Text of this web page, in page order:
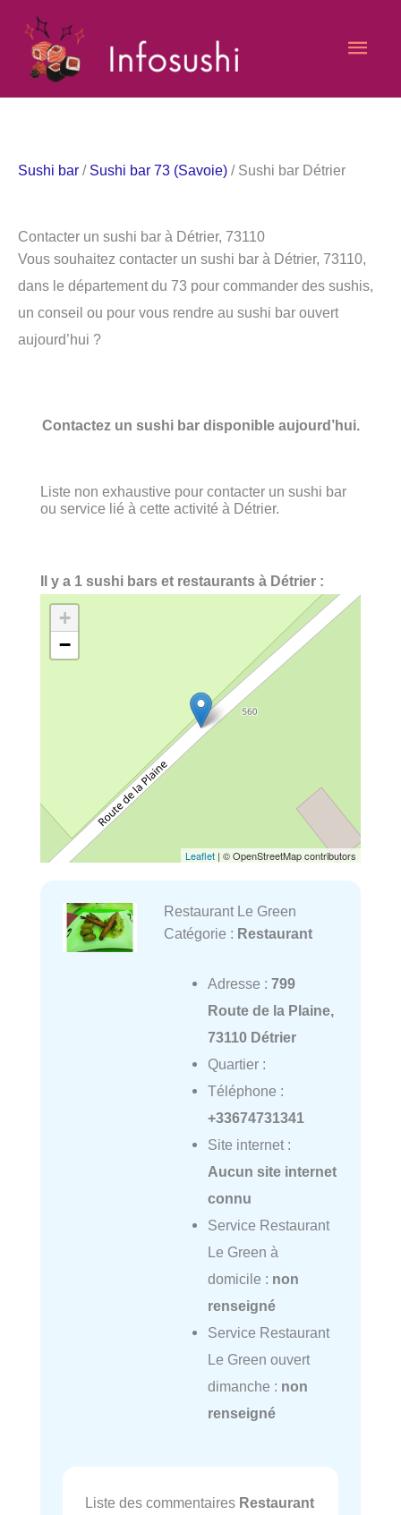
contenu
Sushi bar / Sushi bar 73 (Savoie) / Sushi bar Détrier
Contacter un sushi bar à Détrier, 73110
Vous souhaitez contacter un sushi bar à Détrier, 73110,
dans le département du 73 pour commander des sushis,
un conseil ou pour vous rendre au sushi bar ouvert
aujourd’hui ?
Contactez un sushi bar disponible aujourd’hui.
Liste non exhaustive pour contacter un sushi bar
ou service lié à cette activité à Détrier.
Il y a 1 sushi bars et restaurants à Détrier :
+
−
Leaflet | © OpenStreetMap contributors
Restaurant Le Green
Catégorie : Restaurant
Adresse : 799
Route de la Plaine,
73110 Détrier
Quartier :
Téléphone :
+33674731341
Site internet :
Aucun site internet
connu
Service Restaurant
Le Green à
domicile : non
renseigné
Service Restaurant
Le Green ouvert
dimanche : non
renseigné
Liste des commentaires Restaurant